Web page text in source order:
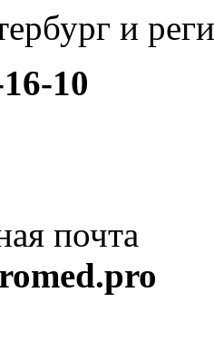
и
10
почта